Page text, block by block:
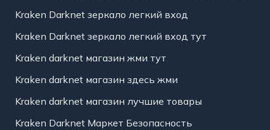
Kraken Darknet зеркало легкий вход
Kraken Darknet зеркало легкий вход тут
Kraken darknet магазин жми тут
Kraken darknet магазин здесь жми
Kraken darknet магазин лучшие товары
Kraken Darknet Маркет Безопасность